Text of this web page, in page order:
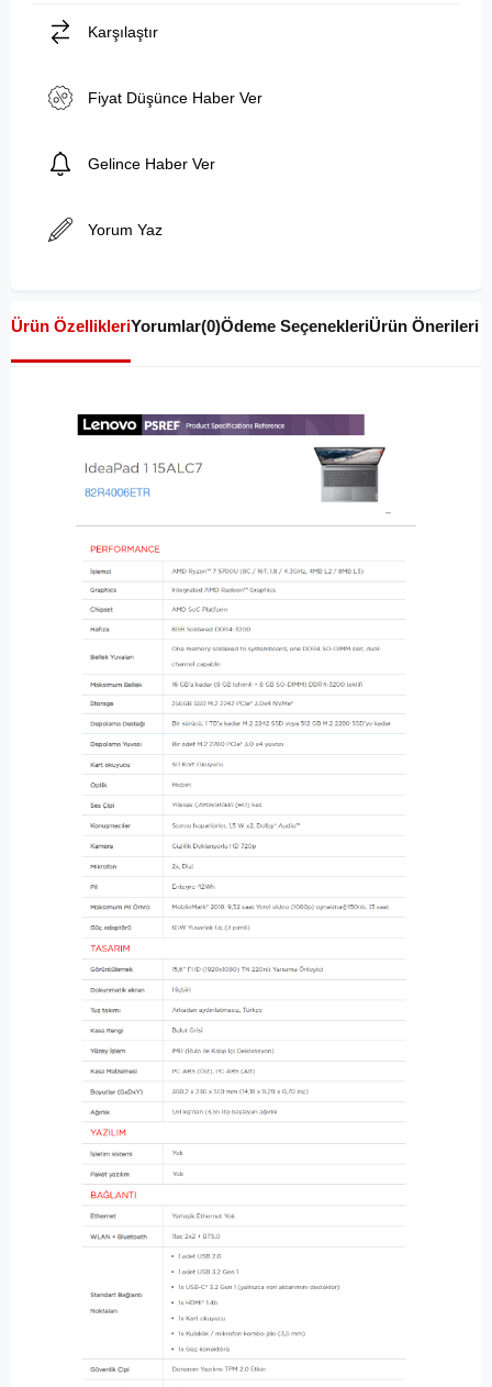
Karşılaştır
Fiyat Düşünce Haber Ver
Gelince Haber Ver
Yorum Yaz
Ürün ÖzellikleriYorumlar(0)Ödeme SeçenekleriÜrün Önerileri